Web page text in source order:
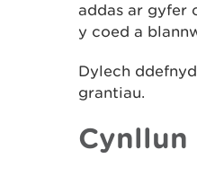
addas ar gyfer
y coed a
Dylech
grantiau.
Cynllun